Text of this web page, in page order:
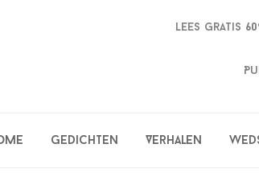
Lees gratis
Gedichten Verhalen